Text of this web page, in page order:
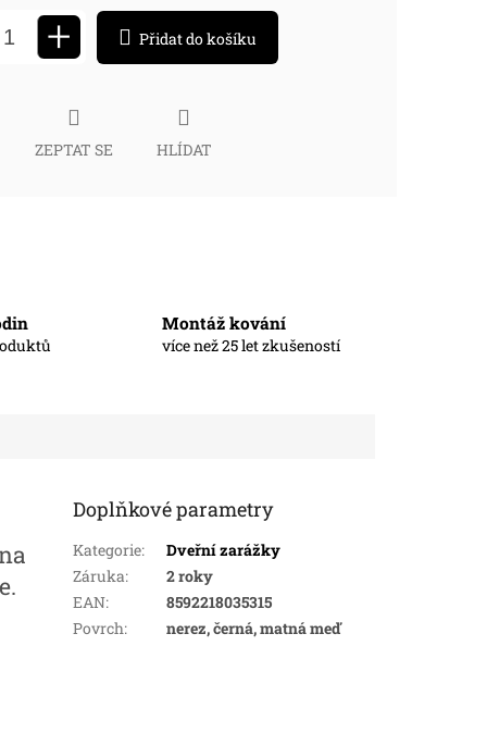
+ Přidat do košíku
ZEPTAT SE HLÍDAT
Montáž kování
více než 25 let zkušeností
Doplňkové parametry
Kategorie:
Dveřní zarážky
Záruka:
2 roky
EAN:
8592218035315
Povrch: nerez, černá, matná meď